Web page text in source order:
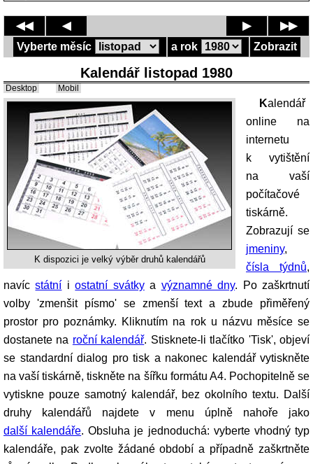
Vyberte měsíc a rok Zobrazit
◀◀ ◀ ▶ ▶▶
Kalendář listopad 1980
Desktop Mobil
K dispozici je velký výběr druhů kalendářů
Kalendář
online na
internetu
k vytištění
na vaší
počítačové
tiskárně.
Zobrazují se
jmeniny,
čísla týdnů,
navícstátní iostatní svátkya významné dny. Po zaškrtnutí
volby 'zmenšit písmo' se zmenší text a zbude přiměřený
prostor pro poznámky. Kliknutím na rok u názvu měsíce se
dostanete na roční kalendář. Stisknete-li tlačítko 'Tisk', objeví
se standardní dialog pro tisk a nakonec kalendář vytiskněte
na vaší tiskárně, tiskněte na šířku formátu A4. Pochopitelně se
vytiskne pouze samotný kalendář, bez okolního textu. Další
druhy kalendářů najdete v menu úplně nahoře jako
další kalendáře. Obsluha je jednoduchá: vyberte vhodný typ
kalendáře, pak zvolte žádané období a případně zaškrtněte